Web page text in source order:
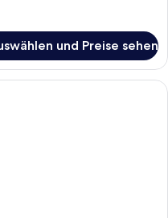
und Preise sehen
Schlafzimmer mit einem großen